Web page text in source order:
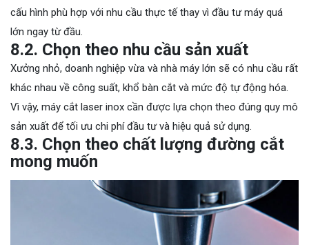
cấu hình phù hợp với nhu cầu thực tế thay vì đầu tư máy quá
lớn ngay từ đầu.
8.2. Chọn theo nhu cầu sản xuất
Xưởng nhỏ, doanh nghiệp vừa và nhà máy lớn sẽ có nhu cầu rất
khác nhau về công suất, khổ bàn cắt và mức độ tự động hóa.
Vì vậy, máy cắt laser inox cần được lựa chọn theo đúng quy mô
sản xuất để tối ưu chi phí đầu tư và hiệu quả sử dụng.
8.3. Chọn theo chất lượng đường cắt
mong muốn